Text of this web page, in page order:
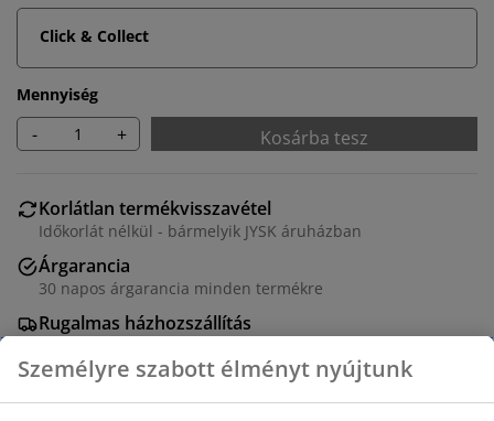
Click & Collect
Mennyiség
- + Kosárba tesz
Korlátlan termékvisszavétel
Időkorlát nélkül - bármelyik JYSK áruházban
Árgarancia
30 napos árgarancia minden termékre
Rugalmas házhozszállítás
Személyre szabott élményt nyújtunk